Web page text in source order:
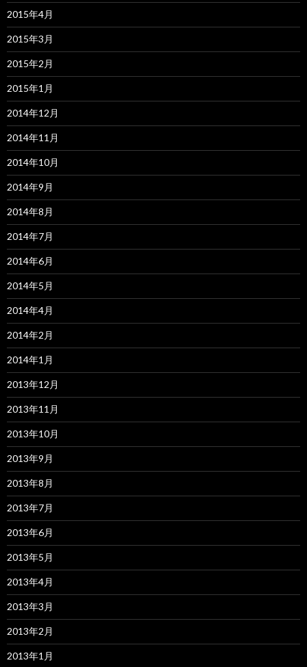
2015年4月
2015年3月
2015年2月
2015年1月
2014年12月
2014年11月
2014年10月
2014年9月
2014年8月
2014年7月
2014年6月
2014年5月
2014年4月
2014年2月
2014年1月
2013年12月
2013年11月
2013年10月
2013年9月
2013年8月
2013年7月
2013年6月
2013年5月
2013年4月
2013年3月
2013年2月
2013年1月